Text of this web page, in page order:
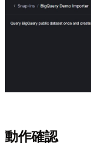
動作確認